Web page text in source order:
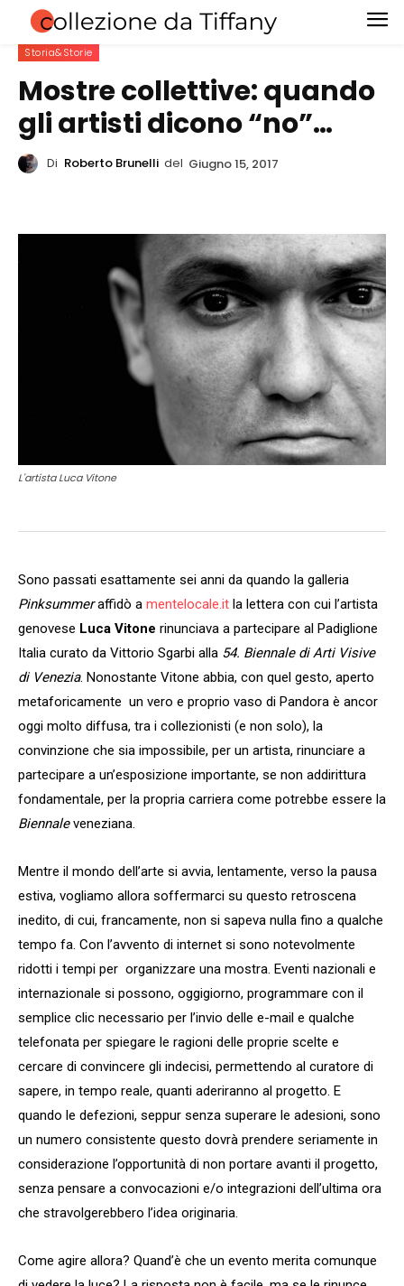
Storia&Storie
Mostre collettive: quando
gli artisti dicono “no”…
Di Roberto Brunelli del Giugno 15, 2017
L'artista Luca Vitone
Sono passati esattamente sei anni da quando la galleria
Pinksummeraffidò a mentelocale.it la lettera con cui l’artista
genovese Luca Vitone rinunciava a partecipare al Padiglione
Italia curato da Vittorio Sgarbi alla 54. Biennale di Arti Visive
di Venezia. Nonostante Vitone abbia, con quel gesto, aperto
metaforicamente un vero e proprio vaso di Pandora è ancor
oggi molto diffusa, tra i collezionisti (e non solo), la
convinzione che sia impossibile, per un artista, rinunciare a
partecipare a un’esposizione importante, se non addirittura
fondamentale, per la propria carriera come potrebbe essere la
Biennaleveneziana.
Mentre il mondo dell’arte si avvia, lentamente, verso la pausa
estiva, vogliamo allora soffermarci su questo retroscena
inedito, di cui, francamente, non si sapeva nulla fino a qualche
tempo fa. Con l’avvento di internet si sono notevolmente
ridotti i tempi per organizzare una mostra. Eventi nazionali e
internazionale si possono, oggigiorno, programmare con il
semplice clic necessario per l’invio delle e-mail e qualche
telefonata per spiegare le ragioni delle proprie scelte e
cercare di convincere gli indecisi, permettendo al curatore di
sapere, in tempo reale, quanti aderiranno al progetto. E
quando le defezioni, seppur senza superare le adesioni, sono
un numero consistente questo dovrà prendere seriamente in
considerazione l’opportunità di non portare avanti il progetto,
senza pensare a convocazioni e/o integrazioni dell’ultima ora
che stravolgerebbero l’idea originaria.
Come agire allora? Quand’è che un evento merita comunque